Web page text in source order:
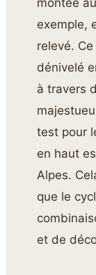
exemple,
relevé.
dénivelé
à travers
test pour
en haut
Alpes.
que le
et de